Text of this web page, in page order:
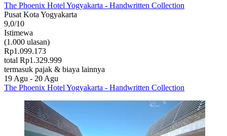
The Phoenix Hotel Yogyakarta - Handwritten Collection
Pusat Kota Yogyakarta
9,0/10
Istimewa
(1.000 ulasan)
Rp1.099.173
total Rp1.329.999
termasuk pajak & biaya lainnya
19 Agu - 20 Agu
The Phoenix Hotel Yogyakarta - Handwritten Collection